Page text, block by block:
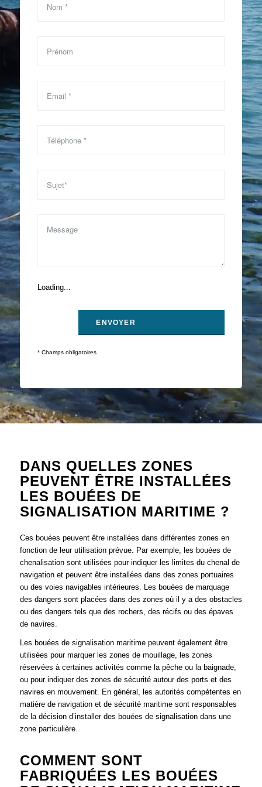
Loading...
* Champs obligatoires
DANS QUELLES ZONES
PEUVENT ÊTRE INSTALLÉES
LES BOUÉES DE
SIGNALISATION MARITIME ?
Ces bouées peuvent être installées dans différentes zones en
fonction de leur utilisation prévue. Par exemple, les bouées de
chenalisation sont utilisées pour indiquer les limites du chenal de
navigation et peuvent être installées dans des zones portuaires
ou des voies navigables intérieures. Les bouées de marquage
des dangers sont placées dans des zones où il y a des obstacles
ou des dangers tels que des rochers, des récifs ou des épaves
de navires.
Les bouées de signalisation maritime peuvent également être
utilisées pour marquer les zones de mouillage, les zones
réservées à certaines activités comme la pêche ou la baignade,
ou pour indiquer des zones de sécurité autour des ports et des
navires en mouvement. En général, les autorités compétentes en
matière de navigation et de sécurité maritime sont responsables
de la décision d’installer des bouées de signalisation dans une
zone particulière.
COMMENT SONT
FABRIQUÉES LES BOUÉES